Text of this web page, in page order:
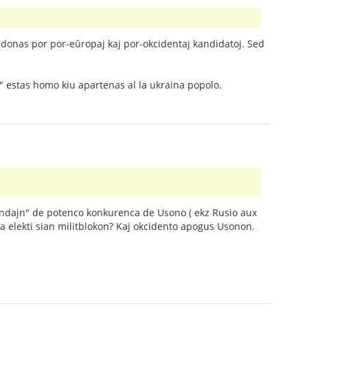
por por-eŭropaj kaj por-okcidentaj kandidatoj. Sed
homo kiu apartenas al la ukraina popolo.
de potenco konkurenca de Usono ( ekz Rusio aux
elekti sian militblokon? Kaj okcidento apogus Usonon.